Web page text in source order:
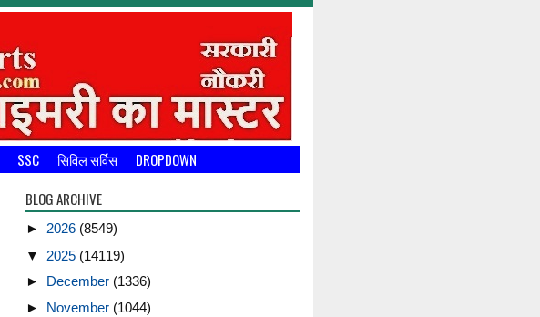
SSC सिविल सर्विस DROPDOWN
BLOG ARCHIVE
► 2026 (8549)
▼ 2025 (14119)
► December (1336)
► November (1044)